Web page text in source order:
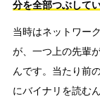
分を全部つぶして
当時はネットワー
が、一つ上の先輩
んです。当たり前
にバイナリを読む